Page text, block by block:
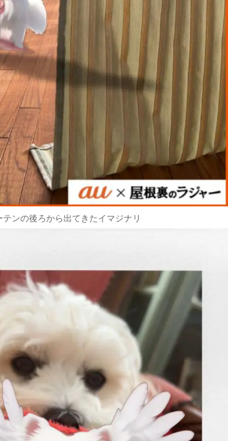
テンの後ろから出てきたイマジナリ